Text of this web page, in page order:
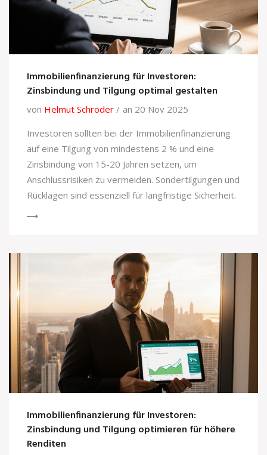
Immobilienfinanzierung für Investoren:
Zinsbindung und Tilgung optimal gestalten
von Helmut Schröder
an 20 Nov 2025
Investoren sollten bei der Immobilienfinanzierung
auf eine Tilgung von mindestens 2 % und eine
Zinsbindung von 15-20 Jahren setzen, um
Anschlussrisiken zu vermeiden. Sondertilgungen und
Rücklagen sind essenziell für langfristige Sicherheit.
Immobilienfinanzierung für Investoren:
Zinsbindung und Tilgung optimieren für höhere
Renditen